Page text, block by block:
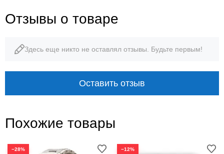
Отзывы о товаре
Здесь еще никто не оставлял отзывы. Будьте первым!
Оставить отзыв
Похожие товары
−28% −12%